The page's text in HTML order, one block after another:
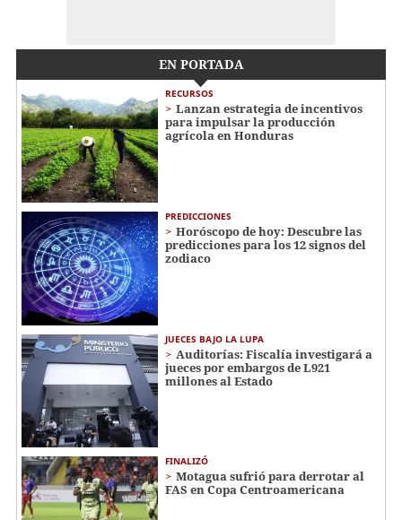
EN PORTADA
RECURSOS
Lanzan estrategia de incentivos
para impulsar la producción
agrícola en Honduras
PREDICCIONES
Horóscopo de hoy: Descubre las
predicciones para los 12 signos del
zodiaco
JUECES BAJO LA LUPA
Auditorías: Fiscalía investigará a
jueces por embargos de L921
millones al Estado
FINALIZÓ
Motagua sufrió para derrotar al
FAS en Copa Centroamericana